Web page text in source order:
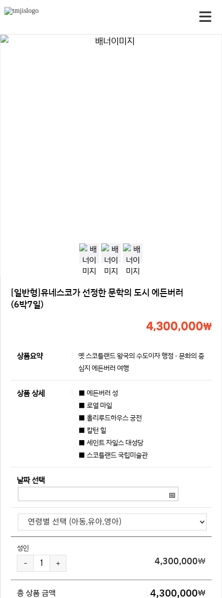
[일반형]유네스코가 선정한 문학의 도시 에든버러
(6박7일)
4,300,000￦
상품요약
옛 스코틀랜드 왕국의 수도이자 행정 · 문화의 중
심지 에든버러 여행
상품 상세
■ 에든버러 성
■ 로열 마일
■ 홀리루드하우스 궁전
■ 칼턴 힐
■ 세인트 자일스 대성당
■ 스코틀랜드 국립미술관
날짜 선택
📅
성인
- + 4,300,000￦
총 상품 금액 4,300,000￦